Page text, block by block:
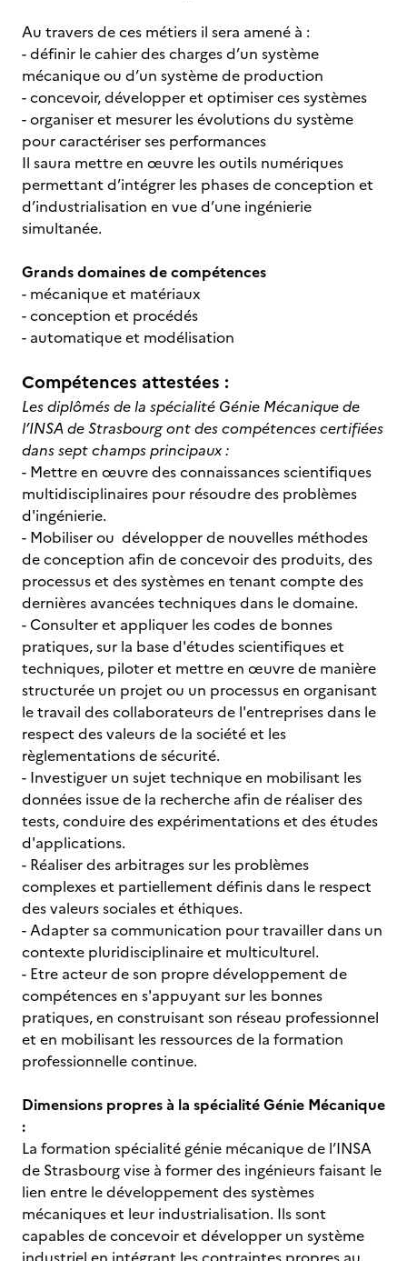
Au travers de ces métiers il sera amené à :
- définir le cahier des charges d’un système
mécanique ou d’un système de production
- concevoir, développer et optimiser ces systèmes
- organiser et mesurer les évolutions du système
pour caractériser ses performances
Il saura mettre en œuvre les outils numériques
permettant d’intégrer les phases de conception et
d’industrialisation en vue d’une ingénierie
simultanée.
Grands domaines de compétences
- mécanique et matériaux
- conception et procédés
- automatique et modélisation
Compétences attestées :
Les diplômés de la spécialité Génie Mécanique de
l’INSA de Strasbourg ont des compétences certifiées
dans sept champs principaux :
- Mettre en œuvre des connaissances scientifiques
multidisciplinaires pour résoudre des problèmes
d'ingénierie.
- Mobiliser ou développer de nouvelles méthodes
de conception afin de concevoir des produits, des
processus et des systèmes en tenant compte des
dernières avancées techniques dans le domaine.
- Consulter et appliquer les codes de bonnes
pratiques, sur la base d'études scientifiques et
techniques, piloter et mettre en œuvre de manière
structurée un projet ou un processus en organisant
le travail des collaborateurs de l'entreprises dans le
respect des valeurs de la société et les
règlementations de sécurité.
- Investiguer un sujet technique en mobilisant les
données issue de la recherche afin de réaliser des
tests, conduire des expérimentations et des études
d'applications.
- Réaliser des arbitrages sur les problèmes
complexes et partiellement définis dans le respect
des valeurs sociales et éthiques.
- Adapter sa communication pour travailler dans un
contexte pluridisciplinaire et multiculturel.
- Etre acteur de son propre développement de
compétences en s'appuyant sur les bonnes
pratiques, en construisant son réseau professionnel
et en mobilisant les ressources de la formation
professionnelle continue.
Dimensions propres à la spécialité Génie Mécanique
:
La formation spécialité génie mécanique de l’INSA
de Strasbourg vise à former des ingénieurs faisant le
lien entre le développement des systèmes
mécaniques et leur industrialisation. Ils sont
capables de concevoir et développer un système